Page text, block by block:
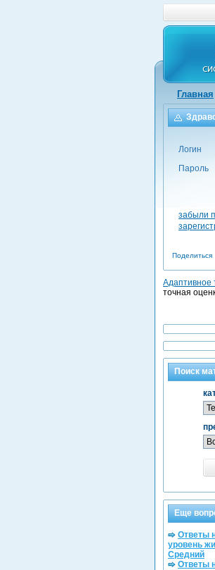
Главная
Логин
Пароль
забыли
Поделиться
Адаптивное
точная
Поиск
Еще
Ответы
уровень
Средний
Ответы